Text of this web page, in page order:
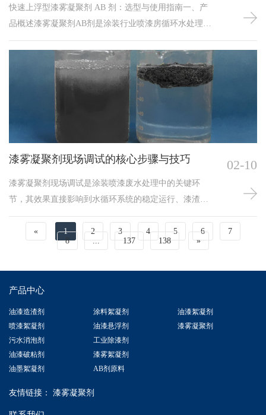
快速上浮型漆雾凝聚剂 AB 剂：选型与使用指南一、产
品概述漆雾凝聚剂AB剂是涂装行业喷漆房循环水处理的
常用化学药剂，由A剂（消粘剂）和B剂（上浮剂）双组
分组成。A剂主要功能是分解漆雾粘性，使油漆颗粒失去
粘附性；B剂则促使脱粘后的漆渣快速上浮至水面，便于
打捞清理。快速上浮型产品特别适用于高节拍、大漆量
的现代化喷涂生产线。二、AB剂工作原理组分功能漆雾
凝聚剂A剂渗透漆雾颗粒，破坏粘性，防止粘附管道和设
漆雾凝聚剂现场调试的核心步骤与技巧
漆雾凝聚剂现场调试是涂装喷漆废水处理中的关键环
节，其效果直接影响到水循环系统的稳定运行、漆渣的
分离效率以及后续处理成本。科学、规范的调试不仅能
提升凝聚剂使用效率，还能降低药剂消耗与设备维护频
水性）、漆雾浓度及现有水质状况（pH、浊度）进行了
解。同时检查循环
02-10
« 1 2 3 4 5 6
7
8
... 137 138 »
产品中心
油漆造渣剂
喷漆絮凝剂
污水消泡剂
油漆破粘剂
油墨絮凝剂
涂料絮凝剂
油漆悬浮剂
工业除漆剂
漆雾絮凝剂
AB剂原料
油漆絮凝剂
漆雾凝聚剂
友情链接： 漆雾凝聚剂